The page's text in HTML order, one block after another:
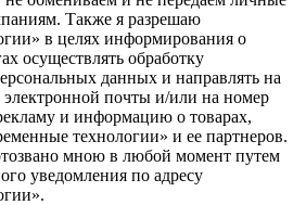
Также я разрешаю
в целях информирования о
осуществлять обработку
данных и направлять на
почты и/или на номер
и информацию о товарах,
технологии» и ее партнеров.
мною в любой момент путем
уведомления по адресу